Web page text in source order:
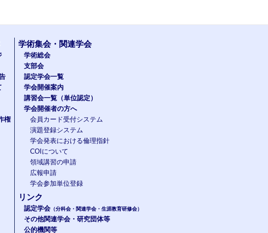
権
学術集会・関連学会
学術総会
支部会
認定学会一覧
学会開催案内
講習会一覧（単位認定）
学会開催者の方へ
会員カード受付システム
演題登録システム
学会発表における倫理指針
COIについて
領域講習の申請
広報申請
学会参加単位登録
リンク
認定学会 （分科会・関連学会・生涯教育研修会）
その他関連学会・研究団体等
公的機関等